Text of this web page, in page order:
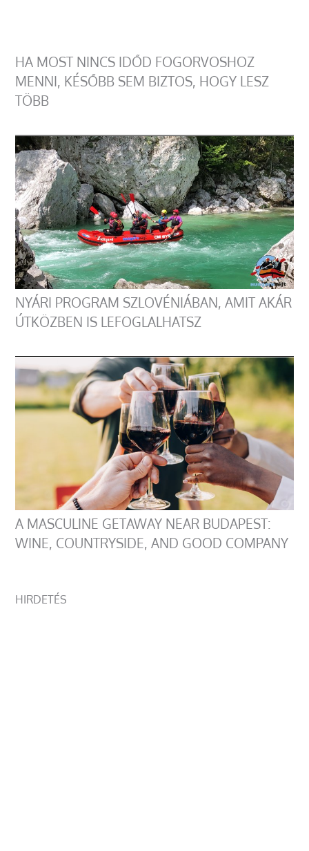
HA MOST NINCS IDŐD FOGORVOSHOZ
MENNI, KÉSŐBB SEM BIZTOS, HOGY LESZ
TÖBB
NYÁRI PROGRAM SZLOVÉNIÁBAN, AMIT AKÁR
ÚTKÖZBEN IS LEFOGLALHATSZ
A MASCULINE GETAWAY NEAR BUDAPEST:
WINE, COUNTRYSIDE, AND GOOD COMPANY
HIRDETÉS